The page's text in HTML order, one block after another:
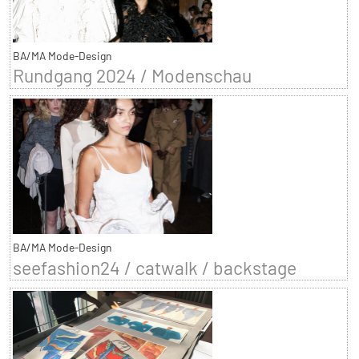
BA/MA Mode-Design
Rundgang 2024 / Modenschau
BA/MA Mode-Design
seefashion24 / catwalk / backstage